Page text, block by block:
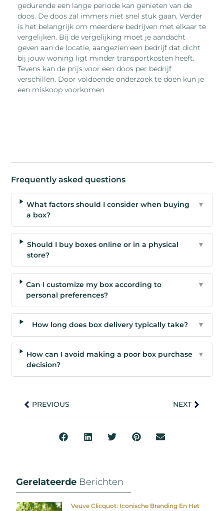
gedurende een lange periode kan genieten van de
doos. De doos zal immers niet snel stuk gaan. Verder
is het belangrijk om meerdere bedrijven met elkaar te
vergelijken. Bij de vergelijking moet je aandacht
geven aan de locatie, aangezien een bedrijf dat dicht
bij jouw woning ligt minder transportkosten heeft.
Tevens kan de prijs voor een doos per bedrijf
verschillen. Door voldoende onderzoek te doen kun je
een miskoop voorkomen.
Frequently asked questions
What factors should I consider when buying
a box?
▼
Should I buy boxes online or in a physical
store?
▼
Can I customize my box according to
personal preferences?
▼
How long does box delivery typically take? ▼
How can I avoid making a poor box purchase
decision?
▼
PREVIOUS NEXT
Gerelateerde Berichten
Veuve Clicquot: Iconische Branding En Het